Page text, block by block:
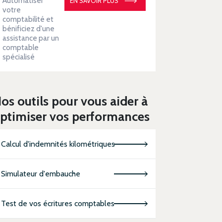
votre
comptabilité et
bénificiez d'une
assistance par un
comptable
spécialisé
outils pour vous aider à
vos performances
Calcul d'indemnités kilométriques
Simulateur d'embauche
Test de vos écritures comptables